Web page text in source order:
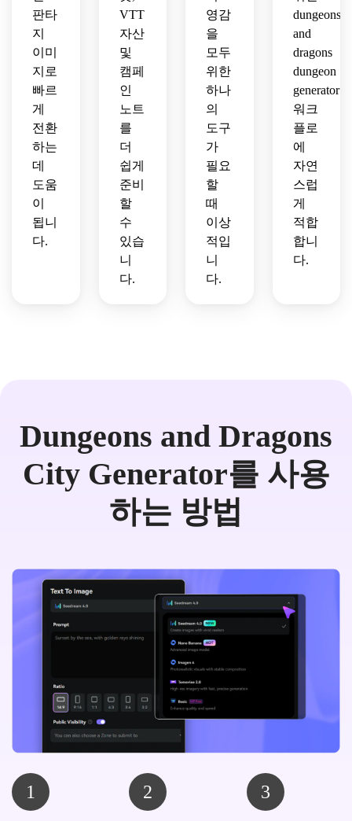
판타
지
이미
지로
빠르
게
전환
하는
데
도움
이
됩니
다.
VTT
자산
및
캠페
인
노트
를
더
쉽게
준비
할
수
있습
니
다.
영감
을
모두
위한
하나
의
도구
가
필요
할
때
이상
적입
니
다.
dungeons
and
dragons
dungeon
generator
워크
플로
에
자연
스럽
게
적합
합니
다.
Dungeons and Dragons
City Generator를 사용
하는 방법
1 2 3